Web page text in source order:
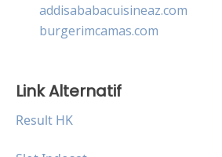
addisababacuisineaz.com
burgerimcamas.com
Link Alternatif
Result HK